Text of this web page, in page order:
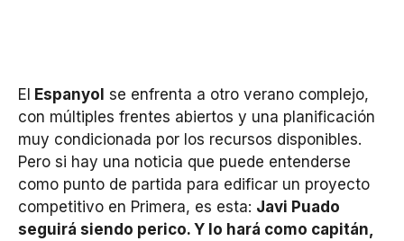
El Espanyol se enfrenta a otro verano complejo,
con múltiples frentes abiertos y una planificación
muy condicionada por los recursos disponibles.
Pero si hay una noticia que puede entenderse
como punto de partida para edificar un proyecto
competitivo en Primera, es esta: Javi Puado
seguirá siendo perico. Y lo hará como capitán,